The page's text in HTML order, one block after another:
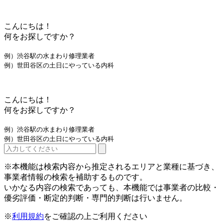
こんにちは！
何をお探しですか？
例）渋谷駅の水まわり修理業者
例）世田谷区の土日にやっている内科
こんにちは！
何をお探しですか？
例）渋谷駅の水まわり修理業者
例）世田谷区の土日にやっている内科
※本機能は検索内容から推定されるエリアと業種に基づき、
事業者情報の検索を補助するものです。
いかなる内容の検索であっても、本機能では事業者の比較・
優劣評価・断定的判断・専門的判断は行いません。
※利用規約をご確認の上ご利用ください